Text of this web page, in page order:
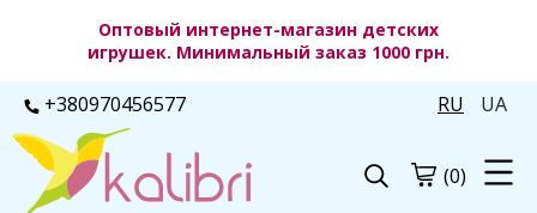
Оптовый интернет-магазин детских
игрушек. Минимальный заказ 1000 грн.
+380970456577 RU UA
(0)